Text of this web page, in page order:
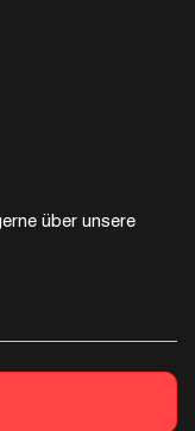
über unsere